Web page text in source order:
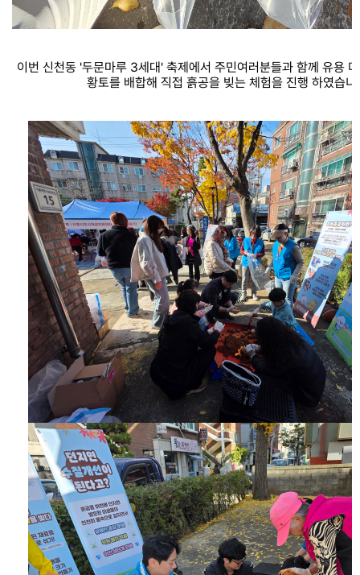
이번 신천동 '두문마루 3세대' 축제에서 주민여러분들과 함께 유용
황토를 배합해 직접 흙공을 빚는 체험을 진행 하였습니